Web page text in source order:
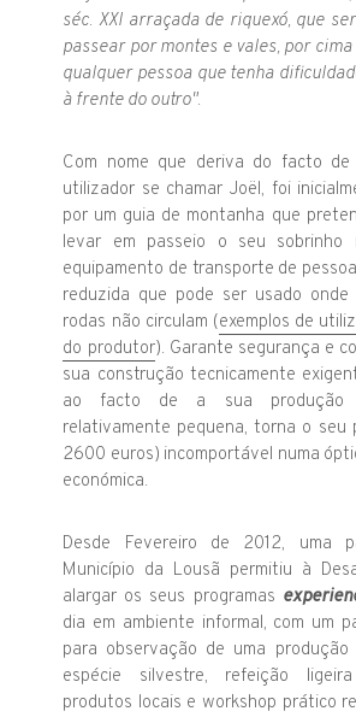
séc. XXI arraçada de riquexó, que
passear por montes e vales, por
qualquer pessoa que tenha
à frente do outro".
Com nome que deriva do facto
utilizador se chamar Joël, foi
por um guia de montanha que
levar em passeio o seu sobrinho
equipamento de transporte de
reduzida que pode ser usado
rodas não circulam (exemplos de
do produtor). Garante segurança e
sua construção tecnicamente
ao facto de a sua produção
relativamente pequena, torna o seu
2600 euros) incomportável numa
económica.
Desde Fevereiro de 2012, uma
Município da Lousã permitiu à
alargar os seus programas
dia em ambiente informal, com um
para observação de uma
espécie silvestre, refeição
produtos locais e workshop prático